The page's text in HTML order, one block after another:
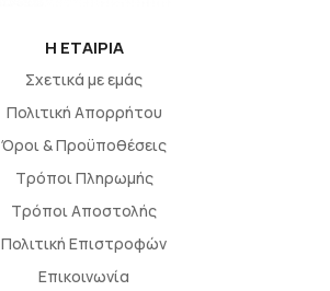
H EΤΑΙΡΙΑ
Σχετικά με εμάς
Πολιτική Απορρήτου
Όροι & Προϋποθέσεις
Τρόποι Πληρωμής
Τρόποι Αποστολής
Πολιτική Επιστροφών
Επικοινωνία